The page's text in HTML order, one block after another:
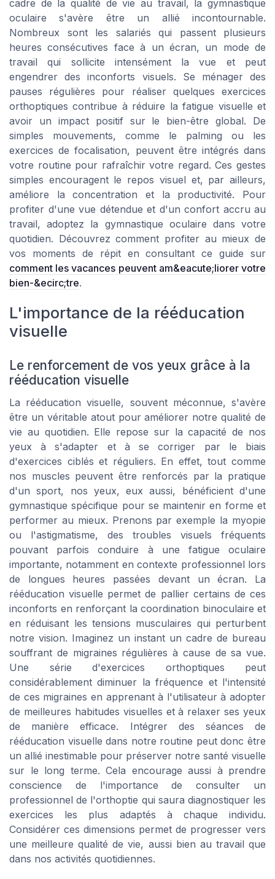
cadre de la qualité de vie au travail, la gymnastique
oculaire s'avère être un allié incontournable.
Nombreux sont les salariés qui passent plusieurs
heures consécutives face à un écran, un mode de
travail qui sollicite intensément la vue et peut
engendrer des inconforts visuels. Se ménager des
pauses régulières pour réaliser quelques exercices
orthoptiques contribue à réduire la fatigue visuelle et
avoir un impact positif sur le bien-être global. De
simples mouvements, comme le palming ou les
exercices de focalisation, peuvent être intégrés dans
votre routine pour rafraîchir votre regard. Ces gestes
simples encouragent le repos visuel et, par ailleurs,
améliore la concentration et la productivité. Pour
profiter d'une vue détendue et d'un confort accru au
travail, adoptez la gymnastique oculaire dans votre
quotidien. Découvrez comment profiter au mieux de
vos moments de répit en consultant ce guide sur
comment les vacances peuvent am&eacute;liorer votre
bien-&ecirc;tre.
L'importance de la rééducation
visuelle
Le renforcement de vos yeux grâce à la
rééducation visuelle
La rééducation visuelle, souvent méconnue, s'avère
être un véritable atout pour améliorer notre qualité de
vie au quotidien. Elle repose sur la capacité de nos
yeux à s'adapter et à se corriger par le biais
d'exercices ciblés et réguliers. En effet, tout comme
nos muscles peuvent être renforcés par la pratique
d'un sport, nos yeux, eux aussi, bénéficient d'une
gymnastique spécifique pour se maintenir en forme et
performer au mieux. Prenons par exemple la myopie
ou l'astigmatisme, des troubles visuels fréquents
pouvant parfois conduire à une fatigue oculaire
importante, notamment en contexte professionnel lors
de longues heures passées devant un écran. La
rééducation visuelle permet de pallier certains de ces
inconforts en renforçant la coordination binoculaire et
en réduisant les tensions musculaires qui perturbent
notre vision. Imaginez un instant un cadre de bureau
souffrant de migraines régulières à cause de sa vue.
Une série d'exercices orthoptiques peut
considérablement diminuer la fréquence et l'intensité
de ces migraines en apprenant à l'utilisateur à adopter
de meilleures habitudes visuelles et à relaxer ses yeux
de manière efficace. Intégrer des séances de
rééducation visuelle dans notre routine peut donc être
un allié inestimable pour préserver notre santé visuelle
sur le long terme. Cela encourage aussi à prendre
conscience de l'importance de consulter un
professionnel de l'orthoptie qui saura diagnostiquer les
exercices les plus adaptés à chaque individu.
Considérer ces dimensions permet de progresser vers
une meilleure qualité de vie, aussi bien au travail que
dans nos activités quotidiennes.